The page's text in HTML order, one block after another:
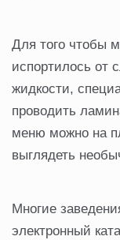
Для того чтобы
испортилось от
жидкости,
проводить
меню можно на
выглядеть
Многие
электронный